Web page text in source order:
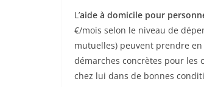
L’aide à domicile pour
€/mois selon le niveau de
mutuelles) peuvent prendre en
démarches concrètes pour
chez lui dans de bonnes